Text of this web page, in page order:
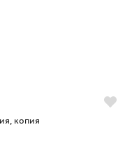
копия